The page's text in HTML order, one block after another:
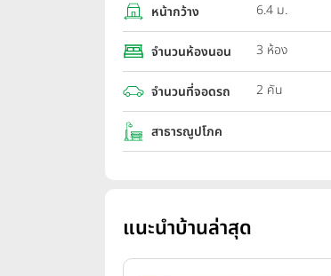
หน้ากว้าง 6.4 ม.
จำนวนห้องนอน 3 ห้อง
จำนวนที่จอดรถ 2 คัน
สาธารณูปโภค
แนะนำบ้านล่าสุด